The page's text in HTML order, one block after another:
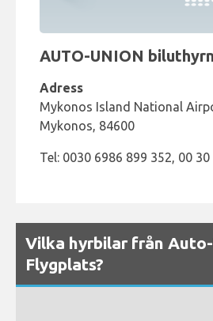
AUTO-UNION
Adress
Mykonos Island National
Mykonos, 84600
Tel: 0030 6986 899 352, 00
Vilka hyrbilar från
Flygplats?